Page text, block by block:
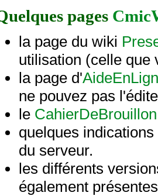
pages
la page du wiki
utilisation (celle que
la page d'
ne pouvez pas
le CahierDeBrouillon
quelques
du serveur.
les différents
également